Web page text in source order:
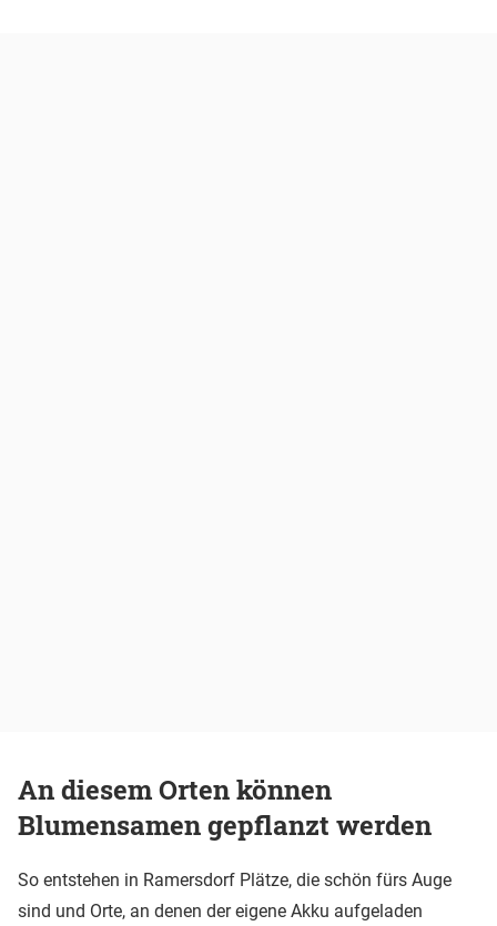
An diesem Orten können
Blumensamen gepflanzt werden
So entstehen in Ramersdorf Plätze, die schön fürs Auge
sind und Orte, an denen der eigene Akku aufgeladen